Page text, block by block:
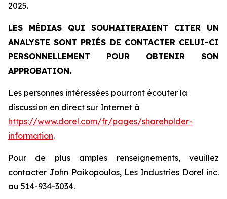
2025.
LES MÉDIAS QUI SOUHAITERAIENT CITER UN
ANALYSTE SONT PRIÉS DE CONTACTER CELUI-CI
PERSONNELLEMENT POUR OBTENIR SON
APPROBATION.
Les personnes intéressées pourront écouter la
discussion en direct sur Internet à
https://www.dorel.com/fr/pages/shareholder-
information.
Pour de plus amples renseignements, veuillez
contacter John Paikopoulos, Les Industries Dorel inc.
au 514-934-3034.